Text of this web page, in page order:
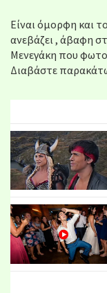
Είναι όμορφη και
ανεβάζει , άβαφη
Μενεγάκη που
Διαβάστε